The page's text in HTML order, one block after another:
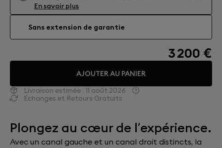
En savoir plus
Sans extension de garantie
3 200 €
AJOUTER AU PANIER
Livraison estimée : 11 août 2026
Echanges et Retours Gratuits
Plongez au cœur de l’expérience.
Avec un canal gauche et un canal droit distincts, la